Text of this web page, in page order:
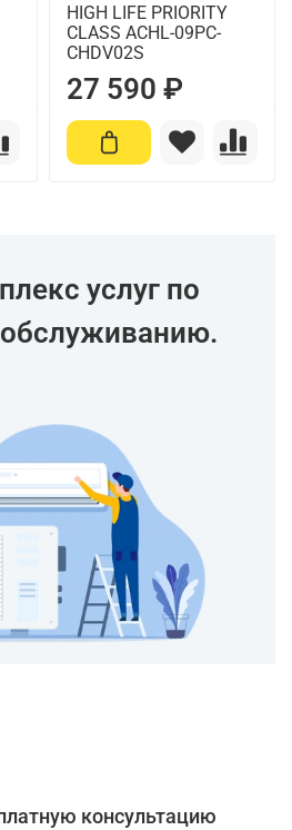
HIGH LIFE PRIORITY
CLASS ACHL-09PC-
CHDV02S
27 590 ₽
услуг по
консультацию